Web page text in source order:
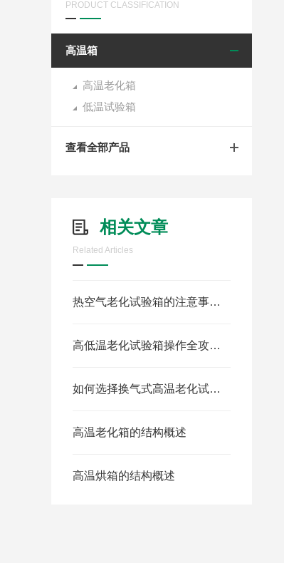
PRODUCT CLASSIFICATION
高温箱
高温老化箱
低温试验箱
查看全部产品
相关文章
Related Articles
热空气老化试验箱的注意事项有哪些？
高低温老化试验箱操作全攻略：精准控温，保障产品可靠性测试
如何选择换气式高温老化试验箱
高温老化箱的结构概述
高温烘箱的结构概述